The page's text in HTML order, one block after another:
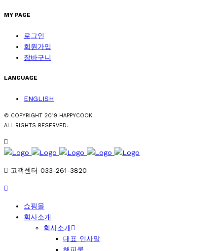
MY PAGE
로그인
회원가입
장바구니
LANGUAGE
ENGLISH
© COPYRIGHT 2019 HAPPYCOOK.
ALL RIGHTS RESERVED.
고객센터 033-261-3820
쇼핑몰
회사소개
회사소개
대표 인사말
해피쿡